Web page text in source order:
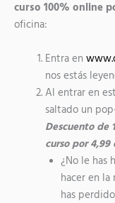
curso 100% online
oficina:
Entra en
nos estás
Al entrar en
saltado un
Descuento de
curso por 4,99
¿No le has
hacer en la
has